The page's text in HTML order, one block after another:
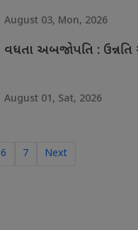
August 03, Mon, 2026
વધતા અબજોપતિ : ઉન્નતિ
August 01, Sat, 2026
6 7 Next